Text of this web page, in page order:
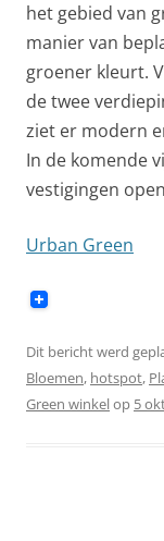
het gebied van
manier van
groener kleurt.
de twee
ziet er modern
In de komende
vestigingen
Urban Green
Dit bericht werd
Bloemen, hotspot,
Green winkelop 5